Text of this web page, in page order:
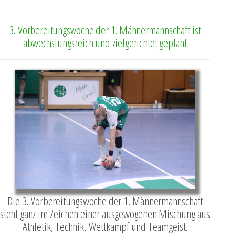
3. Vorbereitungswoche der 1. Männermannschaft ist
abwechslungsreich und zielgerichtet geplant
Die 3. Vorbereitungswoche der 1. Männermannschaft
steht ganz im Zeichen einer ausgewogenen Mischung aus
Athletik, Technik, Wettkampf und Teamgeist.